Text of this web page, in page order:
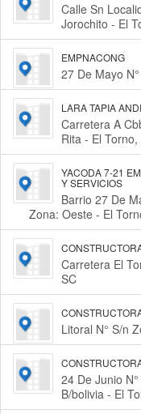
Calle Sn
Jorochito - El
EMPNACONG
27 De Mayo
LARA TAPIA
Carretera A
Rita - El Torno,
YACODA 7-21
Y SERVICIOS
Barrio 27 De
Zona: Oeste - El
Carretera El
SC
Litoral N° S/n
24 De Junio
B/bolivia - El